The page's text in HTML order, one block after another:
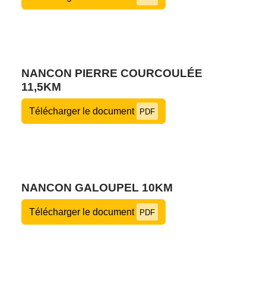
NANCON PIERRE COURCOULÉE
11,5KM
Télécharger le document PDF
NANCON GALOUPEL 10KM
Télécharger le document PDF